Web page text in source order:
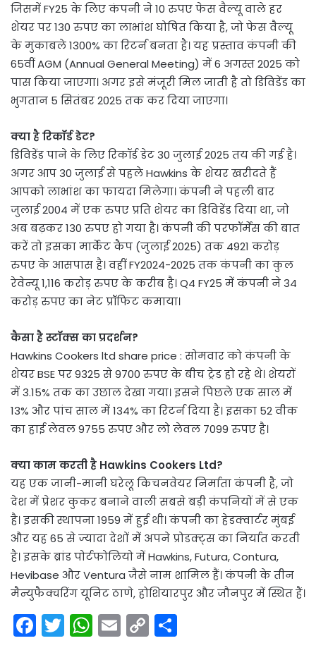
जिसमें FY25 के लिए कंपनी ने 10 रुपए फेस वैल्यू वाले हर
शेयर पर 130 रुपए का लाभांश घोषित किया है, जो फेस वैल्यू
के मुकाबले 1300% का रिटर्न बनता है। यह प्रस्ताव कंपनी की
65वीं AGM (Annual General Meeting) में 6 अगस्त 2025 को
पास किया जाएगा। अगर इसे मंजूरी मिल जाती है तो डिविडेंड का
भुगतान 5 सितंबर 2025 तक कर दिया जाएगा।
क्या है रिकॉर्ड डेट?
डिविडेंड पाने के लिए रिकॉर्ड डेट 30 जुलाई 2025 तय की गई है।
अगर आप 30 जुलाई से पहले Hawkins के शेयर खरीदते हैं
आपको लाभांश का फायदा मिलेगा। कंपनी ने पहली बार
जुलाई 2004 में एक रुपए प्रति शेयर का डिविडेंड दिया था, जो
अब बढ़कर 130 रुपए हो गया है। कंपनी की परफॉर्मेंस की बात
करें तो इसका मार्केट कैप (जुलाई 2025) तक 4921 करोड़
रुपए के आसपास है। वहीं FY2024-2025 तक कंपनी का कुल
रेवेन्यू 1,116 करोड़ रुपए के करीब है। Q4 FY25 में कंपनी ने 34
करोड़ रुपए का नेट प्रॉफिट कमाया।
कैसा है स्टॉक्स का प्रदर्शन?
Hawkins Cookers ltd share price : सोमवार को कंपनी के
शेयर BSE पर 9325 से 9700 रुपए के बीच ट्रेड हो रहे थे। शेयरों
में 3.15% तक का उछाल देखा गया। इसने पिछले एक साल में
13% और पांच साल में 134% का रिटर्न दिया है। इसका 52 वीक
का हाई लेवल 9755 रुपए और लो लेवल 7099 रुपए है।
क्या काम करती है Hawkins Cookers Ltd?
यह एक जानी-मानी घरेलू किचनवेयर निर्माता कंपनी है, जो
देश में प्रेशर कुकर बनाने वाली सबसे बड़ी कंपनियों में से एक
है। इसकी स्थापना 1959 में हुई थी। कंपनी का हेडक्वार्टर मुंबई
और यह 65 से ज्यादा देशों में अपने प्रोडक्ट्स का निर्यात करती
है। इसके ब्रांड पोर्टफोलियो में Hawkins, Futura, Contura,
Hevibase और Ventura जैसे नाम शामिल हैं। कंपनी के तीन
मैन्युफैक्चरिंग यूनिट ठाणे, होशियारपुर और जौनपुर में स्थित हैं।
F
a
T
w
W
h
E
m
C
o